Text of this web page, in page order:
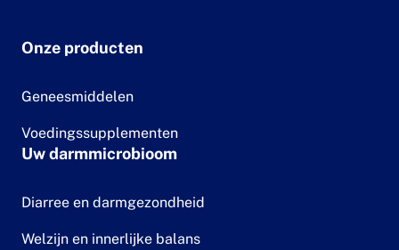
Onze producten
Geneesmiddelen
Voedingssupplementen
Uw darmmicrobioom
Diarree en darmgezondheid
Welzijn en innerlijke balans